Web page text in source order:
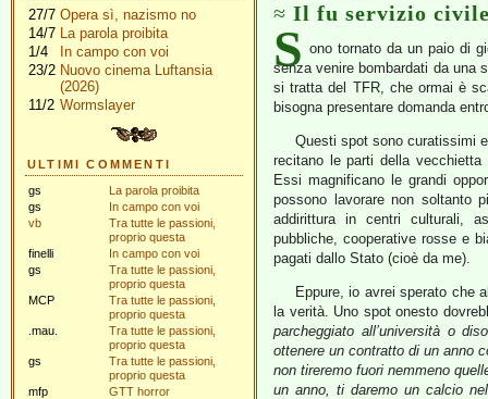
27/7 Opera sì, nazismo no
14/7 La parola proibita
1/4
In campo con voi
23/2 Nuovo cinema Luftansia
(2026)
11/2 Wormslayer
ULTIMI COMMENTI
gs
La parola proibita
gs
In campo con voi
vb
Tra tutte le passioni,
proprio questa
finelli
In campo con voi
gs
Tra tutte le passioni,
proprio questa
MCP
Tra tutte le passioni,
proprio questa
.mau.
Tra tutte le passioni,
proprio questa
gs
Tra tutte le passioni,
proprio questa
mfp
GTT horror
Il fu servizio
S ono tornato da un paio di
senza venire bombardati da una
si tratta del TFR, che ormai è
bisogna presentare domanda
Questi spot sono curatissimi
recitano le parti della
Essi magnificano le grandi
possono lavorare non soltanto
addirittura in centri culturali,
pubbliche, cooperative rosse e
pagati dallo Stato (cioè da me).
Eppure, io avrei sperato che
la verità. Uno spot onesto
parcheggiato all’università o
ottenere un contratto di un anno
non tireremo fuori nemmeno
un anno, ti daremo un calcio